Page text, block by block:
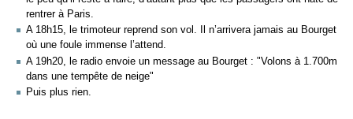
rentrer à Paris.
A 18h15, le trimoteur reprend son vol. Il n’arrivera jamais au Bourget
où une foule immense l’attend.
A 19h20, le radio envoie un message au Bourget : "Volons à 1.700m
dans une tempête de neige"
Puis plus rien.